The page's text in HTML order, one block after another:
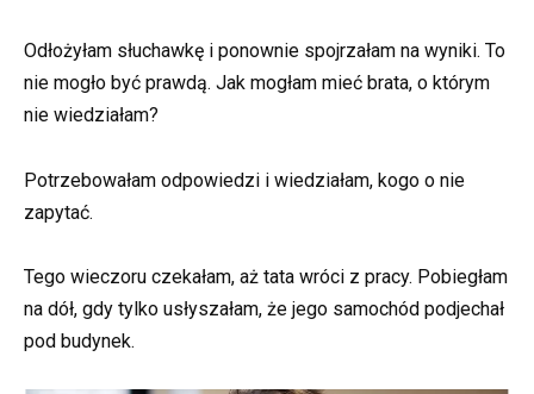
Odłożyłam słuchawkę i ponownie spojrzałam na wyniki. To
nie mogło być prawdą. Jak mogłam mieć brata, o którym
nie wiedziałam?
Potrzebowałam odpowiedzi i wiedziałam, kogo o nie
zapytać.
Tego wieczoru czekałam, aż tata wróci z pracy. Pobiegłam
na dół, gdy tylko usłyszałam, że jego samochód podjechał
pod budynek.